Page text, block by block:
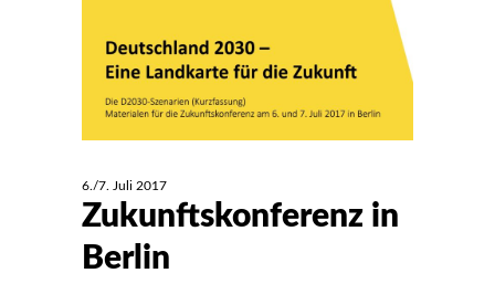
6./7. Juli 2017
Zukunftskonferenz in
Berlin